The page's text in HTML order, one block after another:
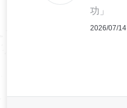
功」
2026/07/14